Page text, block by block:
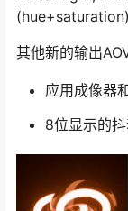
其他新的输出
应用成像器
8位显示的抖